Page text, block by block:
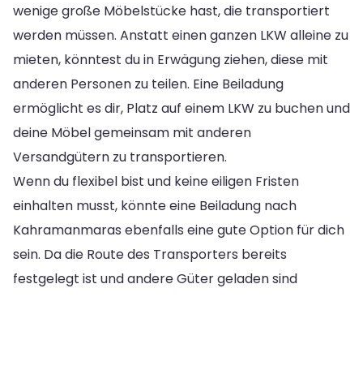
wenige große Möbelstücke hast, die transportiert
werden müssen. Anstatt einen ganzen LKW alleine zu
mieten, könntest du in Erwägung ziehen, diese mit
anderen Personen zu teilen. Eine Beiladung
ermöglicht es dir, Platz auf einem LKW zu buchen und
deine Möbel gemeinsam mit anderen
Versandgütern zu transportieren.
Wenn du flexibel bist und keine eiligen Fristen
einhalten musst, könnte eine Beiladung nach
Kahramanmaras ebenfalls eine gute Option für dich
sein. Da die Route des Transporters bereits
festgelegt ist und andere Güter geladen sind